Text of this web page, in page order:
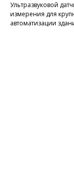
Ультразвуковой
измерения для
автоматизации